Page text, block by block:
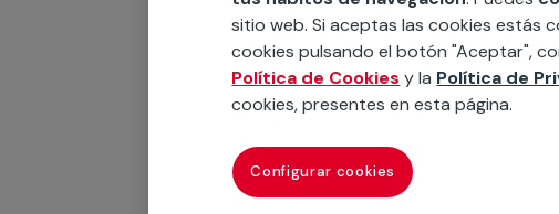
Instalación de ducha
Instalación
sitio web. Si aceptas las cookies estás
cookies pulsando el botón "Aceptar",
Política de Cookies y la Política de
cookies, presentes en esta página.
Configurar cookies